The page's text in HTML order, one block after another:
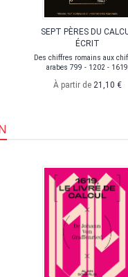
SEPT PÈRES DU
ÉCRIT
Des chiffres romains aux
arabes 799 - 1202 - 1619
À partir de 21,10 €